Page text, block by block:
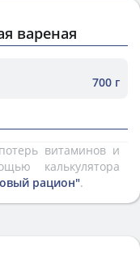
вареная
700 г
витаминов и
калькулятора
рацион".